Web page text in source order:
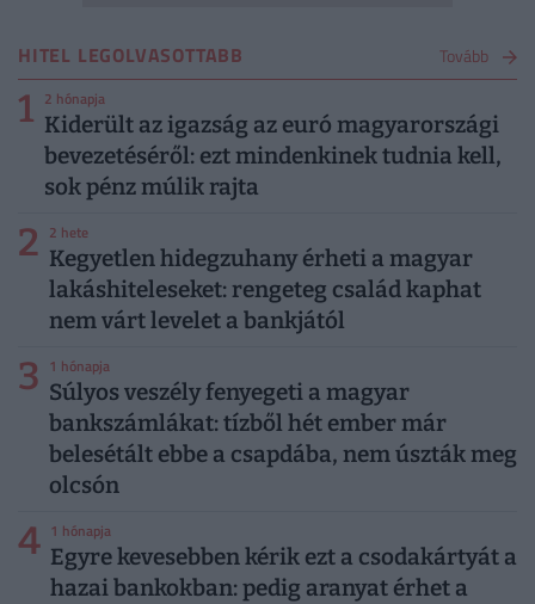
HITEL LEGOLVASOTTABB Tovább
1 2 hónapja
Kiderült az igazság az euró magyarországi
bevezetéséről: ezt mindenkinek tudnia kell,
sok pénz múlik rajta
2 2 hete
Kegyetlen hidegzuhany érheti a magyar
lakáshiteleseket: rengeteg család kaphat
nem várt levelet a bankjától
3 1 hónapja
Súlyos veszély fenyegeti a magyar
bankszámlákat: tízből hét ember már
belesétált ebbe a csapdába, nem úszták meg
olcsón
4 1 hónapja
Egyre kevesebben kérik ezt a csodakártyát a
hazai bankokban: pedig aranyat érhet a